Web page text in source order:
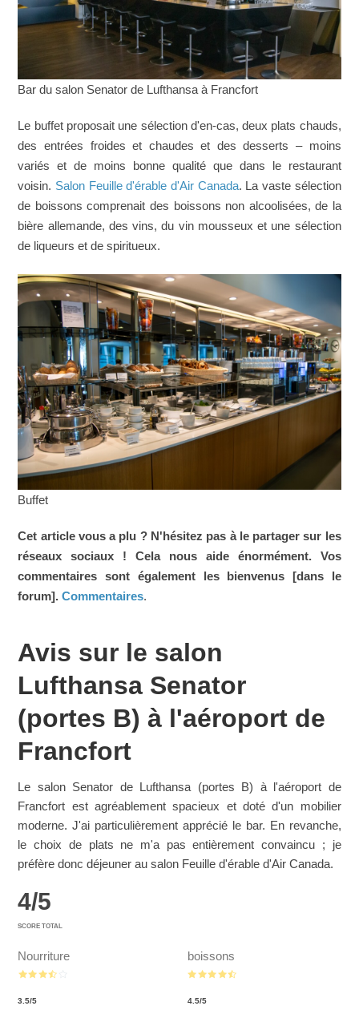
Bar du salon Senator de Lufthansa à Francfort
Le buffet proposait une sélection d'en-cas, deux plats chauds,
des entrées froides et chaudes et des desserts – moins
variés et de moins bonne qualité que dans le restaurant
voisin. Salon Feuille d'érable d'Air Canada. La vaste sélection
de boissons comprenait des boissons non alcoolisées, de la
bière allemande, des vins, du vin mousseux et une sélection
de liqueurs et de spiritueux.
Buffet
Cet article vous a plu ? N'hésitez pas à le partager sur les
réseaux sociaux ! Cela nous aide énormément. Vos
commentaires sont également les bienvenus [dans le
forum].Commentaires.
Avis sur le salon
Lufthansa Senator
(portes B) à l'aéroport de
Francfort
Le salon Senator de Lufthansa (portes B) à l'aéroport de
Francfort est agréablement spacieux et doté d'un mobilier
moderne. J'ai particulièrement apprécié le bar. En revanche,
le choix de plats ne m'a pas entièrement convaincu ; je
préfère donc déjeuner au salon Feuille d'érable d'Air Canada.
Nourriture
3.5/5
boissons
4.5/5
4/5
SCORE TOTAL